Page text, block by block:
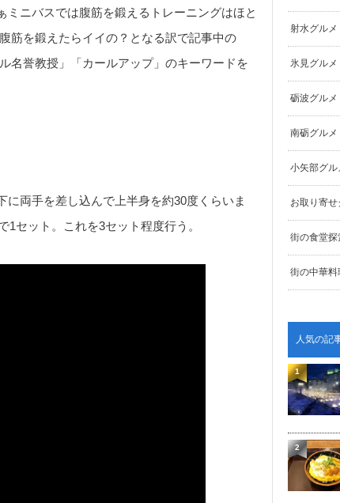
ニバスでは腹筋を鍛えるトレーニングはほと
筋を鍛えたらイイの？となる訳で記事中の
名誉教授」「カールアップ」のキーワードを
に両手を差し込んで上半身を約30度くらいま
セット。これを3セット程度行う。
射水グルメ
氷見グルメ
砺波グルメ
南砺グルメ
小矢部グル
お取り寄せ
街の食堂探
街の中華料
人気の記
1
2